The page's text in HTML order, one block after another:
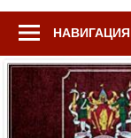
НАВИГАЦИЯ